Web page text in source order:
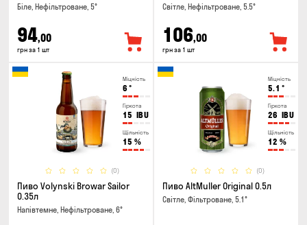
Біле, Нефільтроване, 5°
94,00
грн за 1 шт
Світле, Нефільтроване, 5.5°
106,00
грн за 1 шт
Міцність
6 °
Гіркота
15 IBU
Щільність
15 %
(0)
Пиво Volynski Browar Sailor
0.35л
Напівтемне, Нефільтроване, 6°
Міцність
5.1 °
Гіркота
26 IBU
Щільність
12 %
(0)
Пиво AltMuller Original 0.5л
Світле, Фільтроване, 5.1°